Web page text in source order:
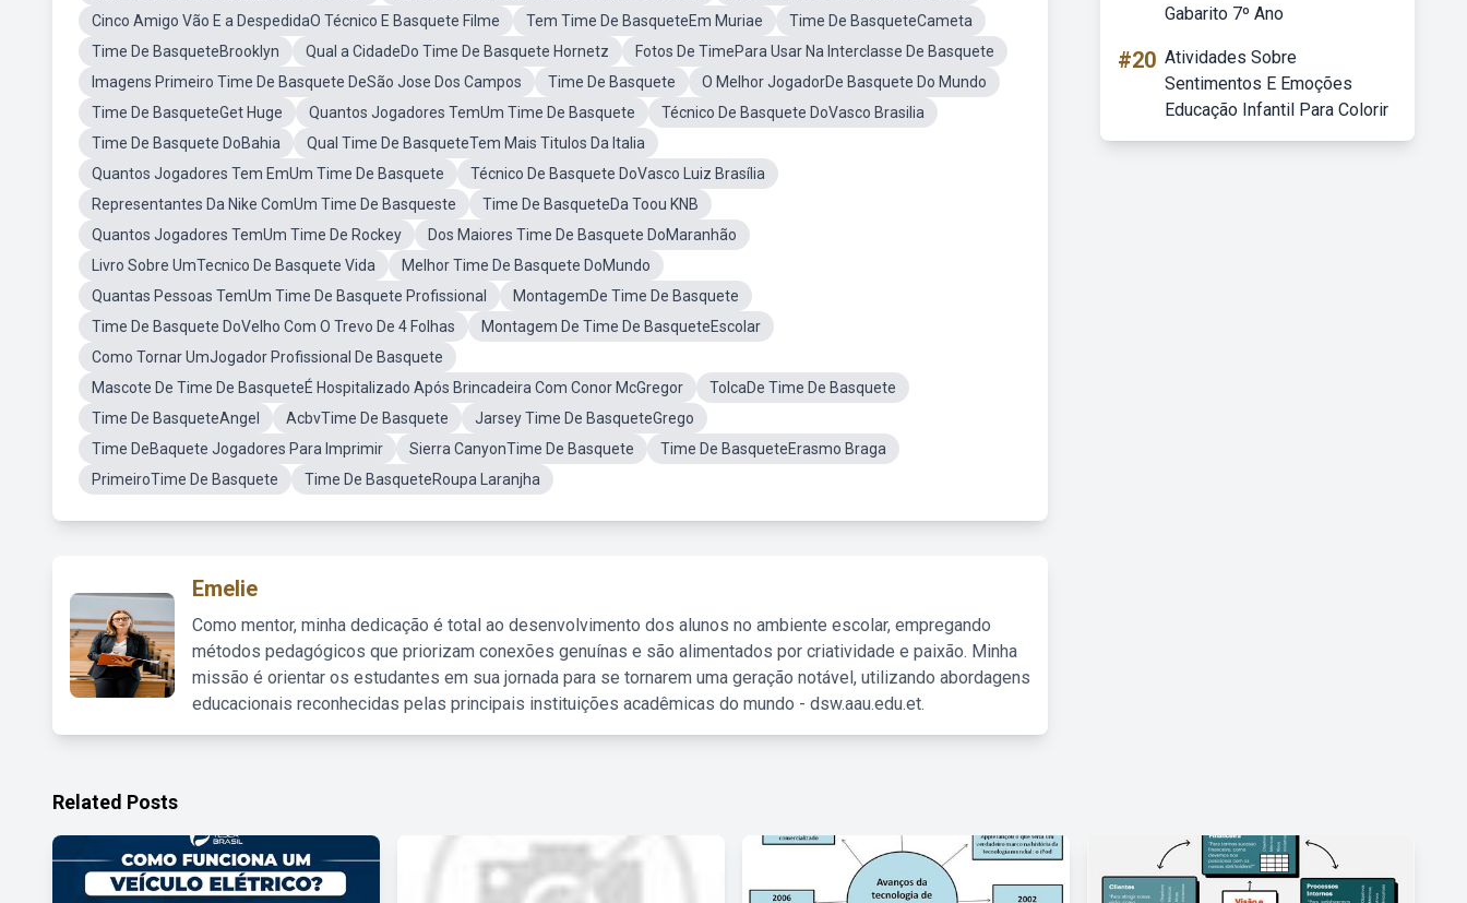
Cinco Amigo Vão E a DespedidaO Técnico E Basquete Filme
Tem Time De BasqueteEm Muriae
Time De BasqueteCameta
Time De BasqueteBrooklyn
Qual a CidadeDo Time De Basquete Hornetz
Fotos De TimePara Usar Na Interclasse De Basquete
Imagens Primeiro Time De Basquete DeSão Jose Dos Campos
Time De Basquete
O Melhor JogadorDe Basquete Do Mundo
Time De BasqueteGet Huge
Quantos Jogadores TemUm Time De Basquete
Técnico De Basquete DoVasco Brasilia
Time De Basquete DoBahia
Qual Time De BasqueteTem Mais Titulos Da Italia
Quantos Jogadores Tem EmUm Time De Basquete
Técnico De Basquete DoVasco Luiz Brasília
Representantes Da Nike ComUm Time De Basqueste
Time De BasqueteDa Toou KNB
Quantos Jogadores TemUm Time De Rockey
Dos Maiores Time De Basquete DoMaranhão
Livro Sobre UmTecnico De Basquete Vida
Melhor Time De Basquete DoMundo
Quantas Pessoas TemUm Time De Basquete Profissional
MontagemDe Time De Basquete
Time De Basquete DoVelho Com O Trevo De 4 Folhas
Montagem De Time De BasqueteEscolar
Como Tornar UmJogador Profissional De Basquete
Mascote De Time De BasqueteÉ Hospitalizado Após Brincadeira Com Conor McGregor
TolcaDe Time De Basquete
Time De BasqueteAngel
AcbvTime De Basquete
Jarsey Time De BasqueteGrego
Time DeBaquete Jogadores Para Imprimir
Sierra CanyonTime De Basquete
Time De BasqueteErasmo Braga
PrimeiroTime De Basquete
Time De BasqueteRoupa Laranjha
Emelie
Como mentor, minha dedicação é total ao desenvolvimento dos alunos no ambiente escolar, empregando
métodos pedagógicos que priorizam conexões genuínas e são alimentados por criatividade e paixão. Minha
missão é orientar os estudantes em sua jornada para se tornarem uma geração notável, utilizando abordagens
educacionais reconhecidas pelas principais instituições acadêmicas do mundo - dsw.aau.edu.et.
Gabarito 7º Ano
#20 Atividades Sobre
Sentimentos E Emoções
Educação Infantil Para Colorir
Related Posts